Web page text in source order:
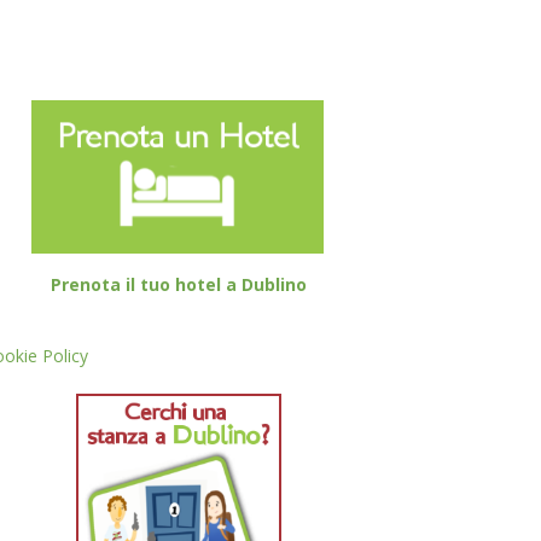
Prenota il tuo hotel a Dublino
Policy